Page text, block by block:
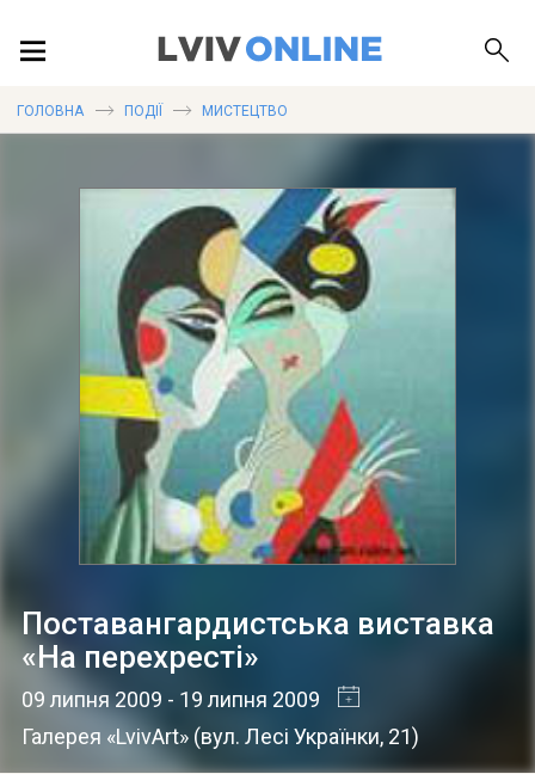
ПУБЛІКАЦІЇ
ДОВІДКА
ГОЛОВНА ПОДІЇ МИСТЕЦТВО
Поставангардистська виставка
«На перехресті»
09 липня 2009 - 19 липня 2009
Галерея «LvivArt» (вул. Лесі Українки, 21)